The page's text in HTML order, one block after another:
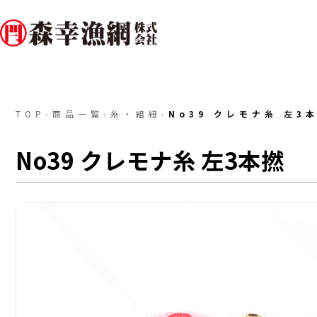
TOP › 商品一覧 › 糸・組紐 › No39 クレモナ糸 左3
No39 クレモナ糸 左3本撚